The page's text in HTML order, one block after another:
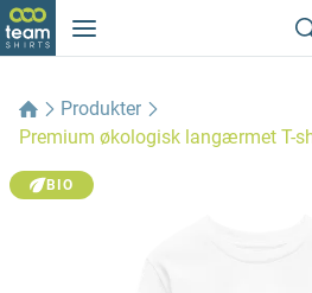
Produkter
Premium økologisk langærmet T-
BIO